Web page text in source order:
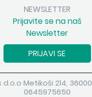
NEWSLETTER
Prijavite se na naš
Newsletter
PRIJAVI SE
Metikoši 214, 36000
0645975650